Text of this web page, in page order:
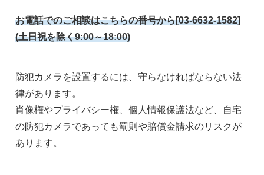
お電話でのご相談はこちらの番号から[03-6632-1582]
(土日祝を除く9:00～18:00)
防犯カメラを設置するには、守らなければならない法
律があります。
肖像権やプライバシー権、個人情報保護法など、自宅
の防犯カメラであっても罰則や賠償金請求のリスクが
あります。